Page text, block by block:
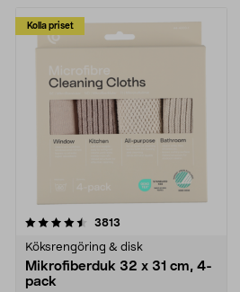
Kolla priset
3813
Köksrengöring & disk
Mikrofiberduk 32 x 31 cm, 4-
pack
4.0av 5 stjärnor